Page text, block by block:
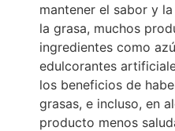
mantener el sabor y
la grasa, muchos
ingredientes como
edulcorantes
los beneficios de
grasas, e incluso, en
producto menos